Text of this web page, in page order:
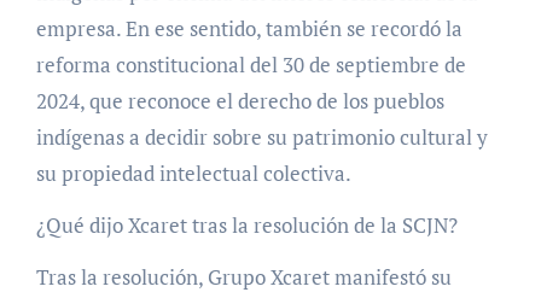
empresa. En ese sentido, también se recordó la
reforma constitucional del 30 de septiembre de
2024, que reconoce el derecho de los pueblos
indígenas a decidir sobre su patrimonio cultural y
su propiedad intelectual colectiva.
¿Qué dijo Xcaret tras la resolución de la SCJN?
Tras la resolución, Grupo Xcaret manifestó su